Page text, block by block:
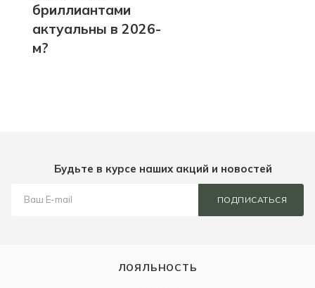
бриллиантами
актуальны в 2026-
м?
Будьте в курсе наших акций и новостей
ПОДПИСАТЬСЯ
ЛОЯЛЬНОСТЬ